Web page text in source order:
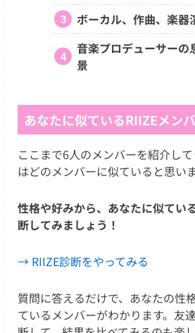
ボーカル、作曲、楽器
音楽プロデューサーの
景
あなたに似ているRIIZEメン
ここまで6人のメンバーを紹介し
はどのメンバーに似ていると思い
性格や好みから、あなたに似てい
断してみましょう！
→ RIIZE診断をやってみる
質問に答えるだけで、あなたの性
ているメンバーがわかります。友